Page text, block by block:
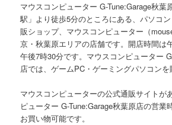
マウスコンピューター G-Tune:Garage秋葉
駅」より徒歩5分のところにある、パソコ
販ショップ、マウスコンピューター（
京・秋葉原エリアの店舗です。開店時間は
午後7時30分です。マウスコンピューター
店では、ゲームPC・ゲーミングパソコンを
マウスコンピューターの公式通販サイトが
ピューター G-Tune:Garage秋葉原店の営業
お買い物可能です。